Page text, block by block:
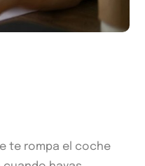
te rompa el coche